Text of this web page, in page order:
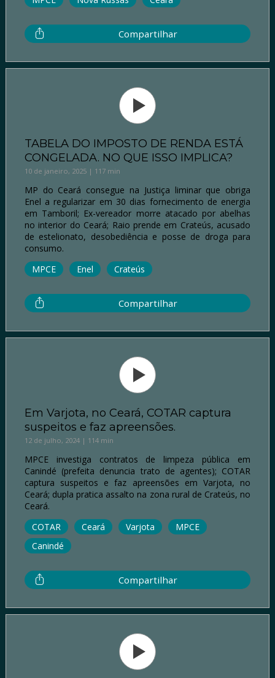
Compartilhar
TABELA DO IMPOSTO DE RENDA ESTÁ
CONGELADA. NO QUE ISSO IMPLICA?
10 de janeiro, 2025 | 117 min
MP do Ceará consegue na Justiça liminar que obriga
Enel a regularizar em 30 dias fornecimento de energia
em Tamboril; Ex-vereador morre atacado por abelhas
no interior do Ceará; Raio prende em Crateús, acusado
de estelionato, desobediência e posse de droga para
consumo.
MPCE
Enel Crateús
Compartilhar
Em Varjota, no Ceará, COTAR captura
suspeitos e faz apreensões.
12 de julho, 2024 | 114 min
MPCE investiga contratos de limpeza pública em
Canindé (prefeita denuncia trato de agentes); COTAR
captura suspeitos e faz apreensões em Varjota, no
Ceará; dupla pratica assalto na zona rural de Crateús, no
Ceará.
COTAR
Ceará Varjota
MPCE
Canindé
Compartilhar